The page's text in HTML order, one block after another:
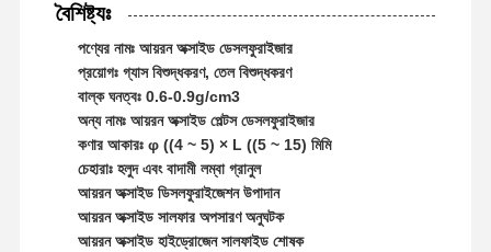
বৈশিষ্ট্যঃ
পণ্যের নামঃ আয়রন অক্সাইড ডেসলফুরাইজার
প্রয়োগঃ গ্যাস বিশুদ্ধকরণ, তেল বিশুদ্ধকরণ
বাল্ক ঘনত্বঃ 0.6-0.9g/cm3
অন্য নামঃ আয়রন অক্সাইড পেল্টস ডেসলফুরাইজার
কণার আকারঃ φ ((4 ~ 5) × L ((5 ~ 15) মিমি
চেহারাঃ হলুদ এবং বাদামী লম্বা গ্রানুল
আয়রন অক্সাইড ডিসলফুরাইজেশন উপাদান
আয়রন অক্সাইড সালফার অপসারণ অনুঘটক
আয়রন অক্সাইড হাইড্রোজেন সালফাইড শোষক